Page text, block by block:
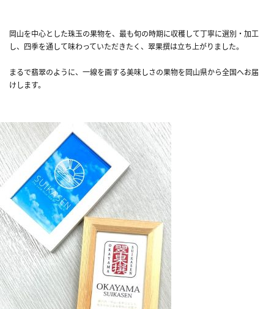
岡山を中心とした珠玉の果物を、最も旬の時期に収穫して丁寧に選別・加工
し、四季を通して味わっていただきたく、翠果撰は立ち上がりました。
まるで翡翠のように、一線を画する美味しさの果物を岡山県から全国へお届
けします。